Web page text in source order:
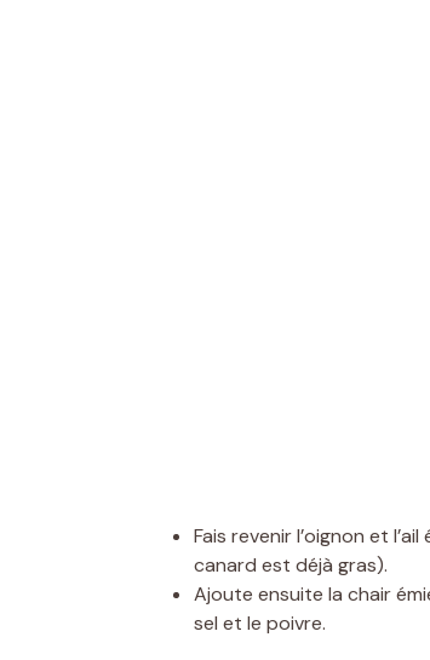
Fais revenir l’oignon et
canard est déjà gras).
Ajoute ensuite la chair
sel et le poivre.